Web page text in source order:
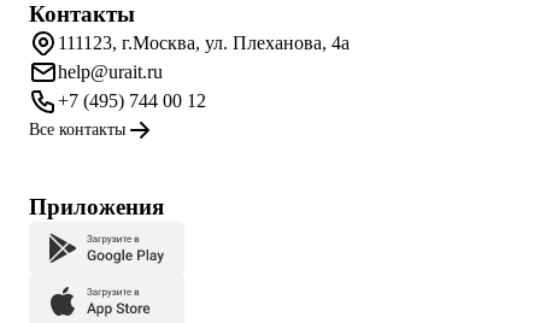
Контакты
111123, г.Москва, ул. Плеханова, 4а
help@urait.ru
+7 (495) 744 00 12
Все контакты
Приложения